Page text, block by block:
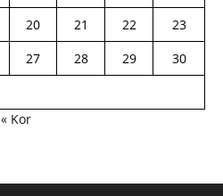
20 21 22
23
27 28 29
30
« Kor